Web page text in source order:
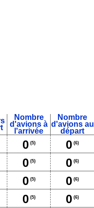
Nombre
d'avions à
l'arrivée
Nombre
d'avions au
départ
0(5) 0 (6)
0(5) 0 (6)
0(5) 0 (6)
0(5) 0 (6)